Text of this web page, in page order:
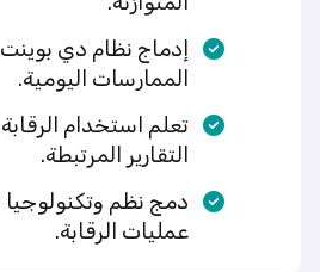
إدماج نظام دي بوينت
الممارسات اليومية.
تعلم استخدام
التقارير المرتبطة.
دمج نظم
عمليات الرقابة.